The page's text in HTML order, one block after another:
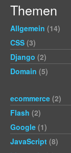
Themen
Allgemein (14)
CSS (3)
Django (2)
Domain (5)
ecommerce (2)
Flash (2)
Google (1)
JavaScript (8)